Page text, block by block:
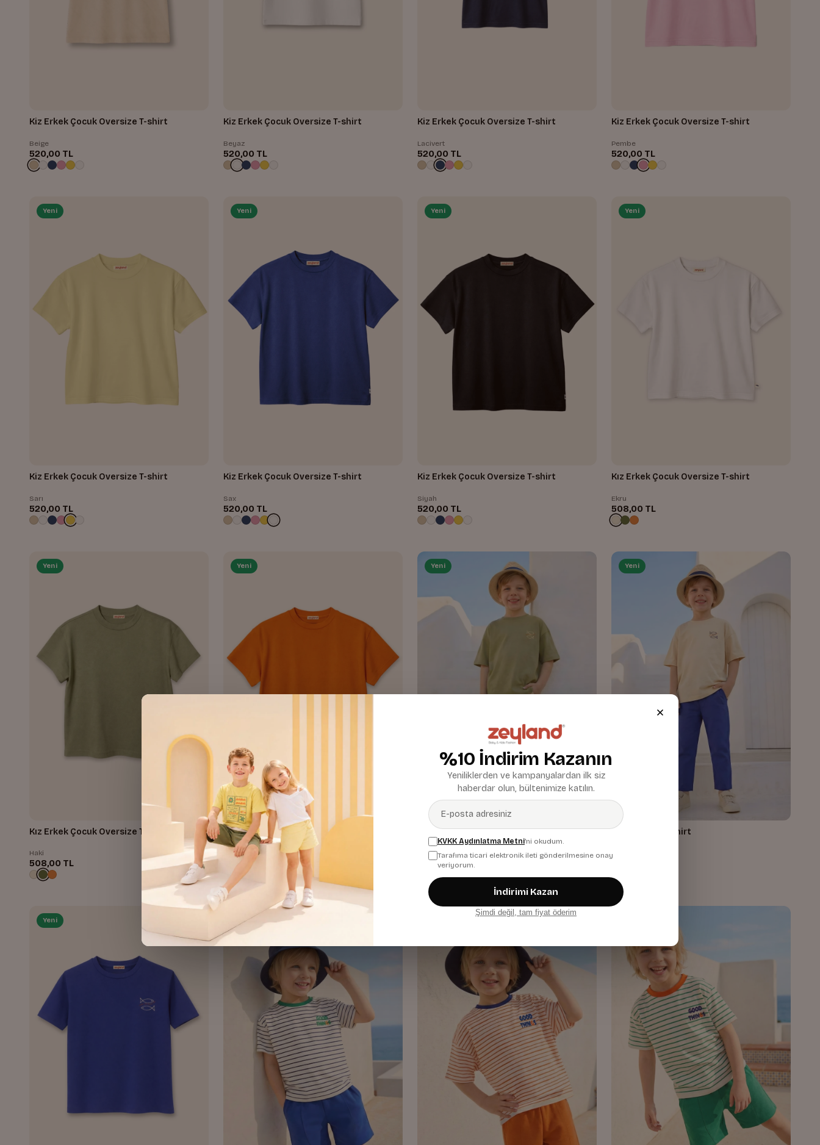
Kiz Erkek Çocuk Oversize T-shirt
Beige
520,00 TL
Kiz Erkek Çocuk Oversize T-shirt
Beyaz
520,00 TL
Kiz Erkek Çocuk Oversize T-shirt
Lacivert
520,00 TL
Kiz Erkek Çocuk Oversize T-shirt
Pembe
520,00 TL
Yeni
Kiz Erkek Çocuk Oversize T-shirt
Sarı
520,00 TL
Yeni
Kiz Erkek Çocuk Oversize T-shirt
Sax
520,00 TL
Yeni
Kiz Erkek Çocuk Oversize T-shirt
Siyah
520,00 TL
Yeni
Kız Erkek Çocuk Oversize T-shirt
Ekru
508,00 TL
Yeni
Kız Erkek Çocuk Oversize T-shirt
Haki
508,00 TL
Yeni
Kız Erkek Çocuk Oversize T-shirt
Turuncu
508,00 TL
Yeni
Erkek Çocuk Tshirt
Haki
660,00 TL
Yeni
Erkek Çocuk Tshirt
Krem
Yeni Yeni
%10 İndirim Kazanın
Yeniliklerden ve kampanyalardan ilk siz
haberdar olun, bültenimize katılın.
KVKK Aydınlatma Metni'ni okudum.
Tarafıma ticari elektronik ileti gönderilmesine onay
veriyorum.
İndirimi Kazan
Şimdi değil, tam fiyat öderim